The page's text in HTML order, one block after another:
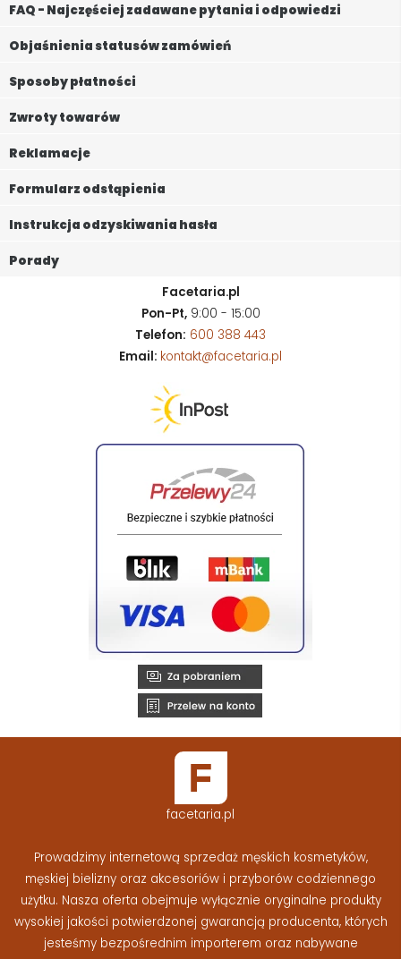
FAQ - Najczęściej zadawane pytania i odpowiedzi
Objaśnienia statusów zamówień
Sposoby płatności
Zwroty towarów
Reklamacje
Formularz odstąpienia
Instrukcja odzyskiwania hasła
Porady
Facetaria.pl
Pon-Pt,9:00 - 15:00
Telefon: 600 388 443
Email: kontakt@facetaria.pl
facetaria.pl
Prowadzimy internetową sprzedaż męskich kosmetyków,
męskiej bielizny oraz akcesoriów i przyborów codziennego
użytku. Nasza oferta obejmuje wyłącznie oryginalne produkty
wysokiej jakości potwierdzonej gwarancją producenta, których
jesteśmy bezpośrednim importerem oraz nabywane